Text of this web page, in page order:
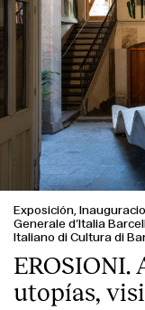
Exposición,
Generale d’Italia
Italiano di Cultura di
EROSIONI.
utopías,